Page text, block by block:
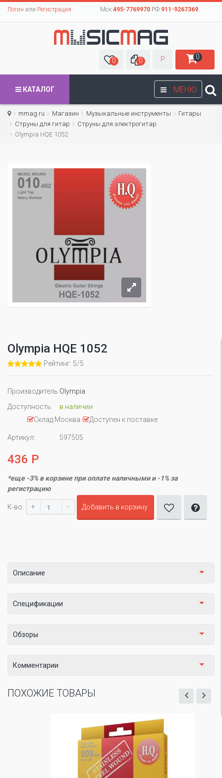
Логин или Регистрация Мск:495-7769970РФ:911-9267369
0 0 Р 0
МЕНЮ
КАТАЛОГ
mmag.ru Магазин Музыкальные инструменты
Гитары
Струны для гитар
Cтруны для электрогитар
Olympia HQE 1052
Olympia HQE 1052
Рейтинг: 5/5
Производитель Olympia
Доступность:
в наличии
Склад Москва
Доступен к поставке
Артикул: 597505
436 Р
*еще -3% в корзине при оплате наличными и -1% за
регистрацию
К-во: + - Добавить в корзину
Описание
Спецификации
Обзоры
Комментарии
ПОХОЖИЕ ТОВАРЫ